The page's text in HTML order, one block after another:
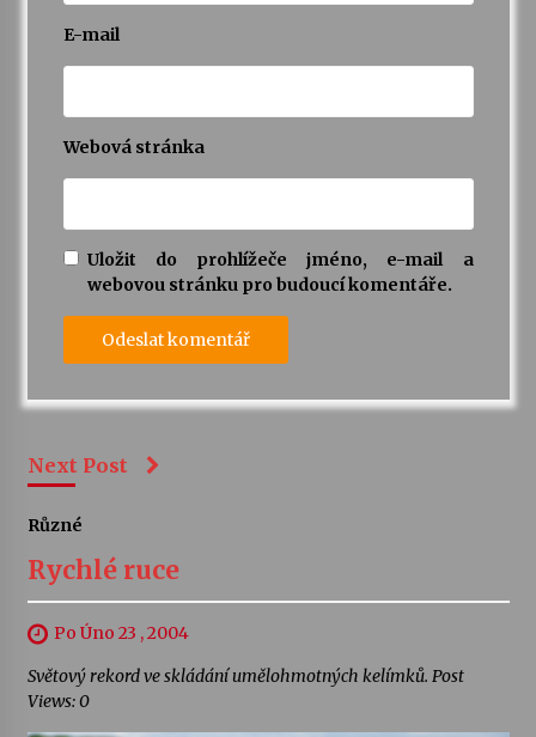
E-mail
Webová stránka
Uložit do prohlížeče jméno, e-mail a
webovou stránku pro budoucí komentáře.
Next Post
Různé
Rychlé ruce
Po Úno 23 , 2004
Světový rekord ve skládání umělohmotných kelímků. Post
Views: 0